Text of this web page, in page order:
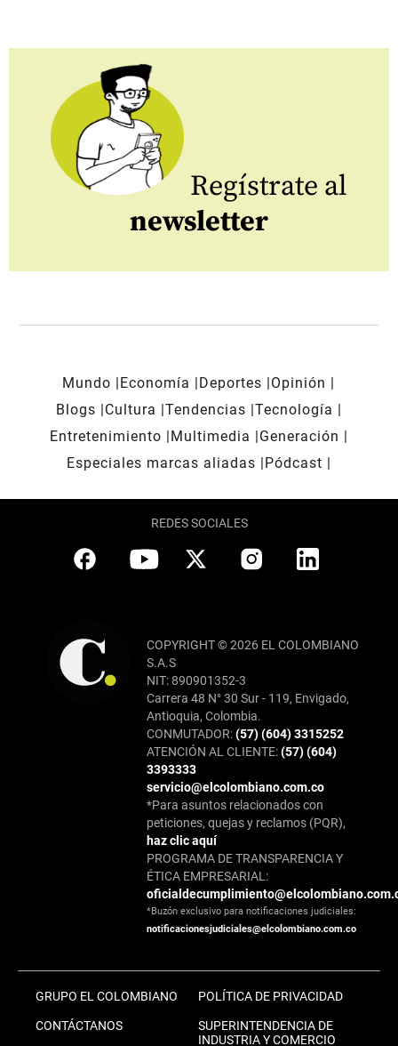
Regístrate al
newsletter
Mundo Economía Deportes
Opinión
Blogs
Cultura Tendencias Tecnología
Entretenimiento
Multimedia
Generación
Especiales marcas aliadas
Pódcast
REDES SOCIALES
COPYRIGHT © 2026 EL COLOMBIANO
S.A.S
NIT: 890901352-3
Carrera 48 N° 30 Sur - 119, Envigado,
Antioquia, Colombia.
CONMUTADOR:(57) (604) 3315252
ATENCIÓN AL CLIENTE:(57) (604)
3393333
servicio@elcolombiano.com.co
*Para asuntos relacionados con
peticiones, quejas y reclamos (PQR),
haz clic aquí
PROGRAMA DE TRANSPARENCIA Y
ÉTICA EMPRESARIAL:
*Buzón exclusivo para notificaciones judiciales:
notificacionesjudiciales@elcolombiano.com.co
GRUPO EL COLOMBIANO
CONTÁCTANOS
POLÍTICA DE PRIVACIDAD
SUPERINTENDENCIA DE
INDUSTRIA Y COMERCIO